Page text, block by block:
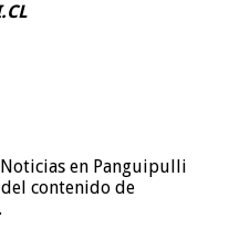
en Panguipulli
contenido de